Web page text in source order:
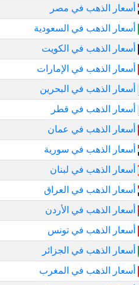
أسعار الذهب في مصر
أسعار الذهب في السعودية
أسعار الذهب في الكويت
أسعار الذهب في الإمارات
أسعار الذهب في البحرين
أسعار الذهب في قطر
أسعار الذهب في عمان
أسعار الذهب في سورية
أسعار الذهب في لبنان
أسعار الذهب في العراق
أسعار الذهب في الأردن
أسعار الذهب في تونس
أسعار الذهب في الجزائر
أسعار الذهب في المغرب